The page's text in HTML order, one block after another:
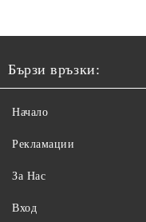
Бързи връзки:
Начало
Рекламации
За Нас
Вход